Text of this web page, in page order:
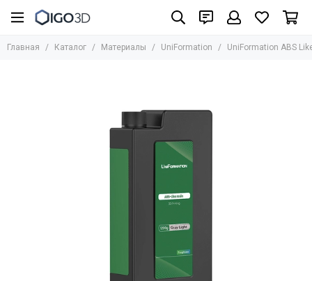
Материалы
Биосовместимые фотополимеры
Фотополимеры для юверирного дела
Медицинские материалы
Главная Каталог Материалы UniFormation UniFormation ABS